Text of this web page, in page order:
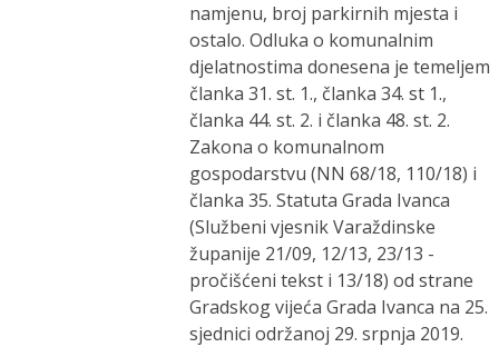
namjenu, broj parkirnih mjesta i
ostalo. Odluka o komunalnim
djelatnostima donesena je temeljem
članka 31. st. 1., članka 34. st 1.,
članka 44. st. 2. i članka 48. st. 2.
Zakona o komunalnom
gospodarstvu (NN 68/18, 110/18) i
članka 35. Statuta Grada Ivanca
(Službeni vjesnik Varaždinske
županije 21/09, 12/13, 23/13 -
pročišćeni tekst i 13/18) od strane
Gradskog vijeća Grada Ivanca na 25.
sjednici održanoj 29. srpnja 2019.